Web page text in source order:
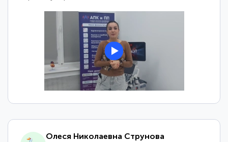
Олеся Николаевна Струнова